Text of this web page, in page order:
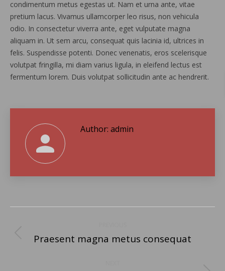
condimentum metus egestas ut. Nam et urna ante, vitae
pretium lacus. Vivamus ullamcorper leo risus, non vehicula
odio. In consectetur viverra ante, eget vulputate magna
aliquam in. Ut sem arcu, consequat quis lacinia id, ultrices in
felis. Suspendisse potenti. Donec venenatis, eros scelerisque
volutpat fringilla, mi diam varius ligula, in eleifend lectus est
fermentum lorem. Duis volutpat sollicitudin ante ac hendrerit.
Author: admin
navigation
Previous
Praesent magna metus consequat